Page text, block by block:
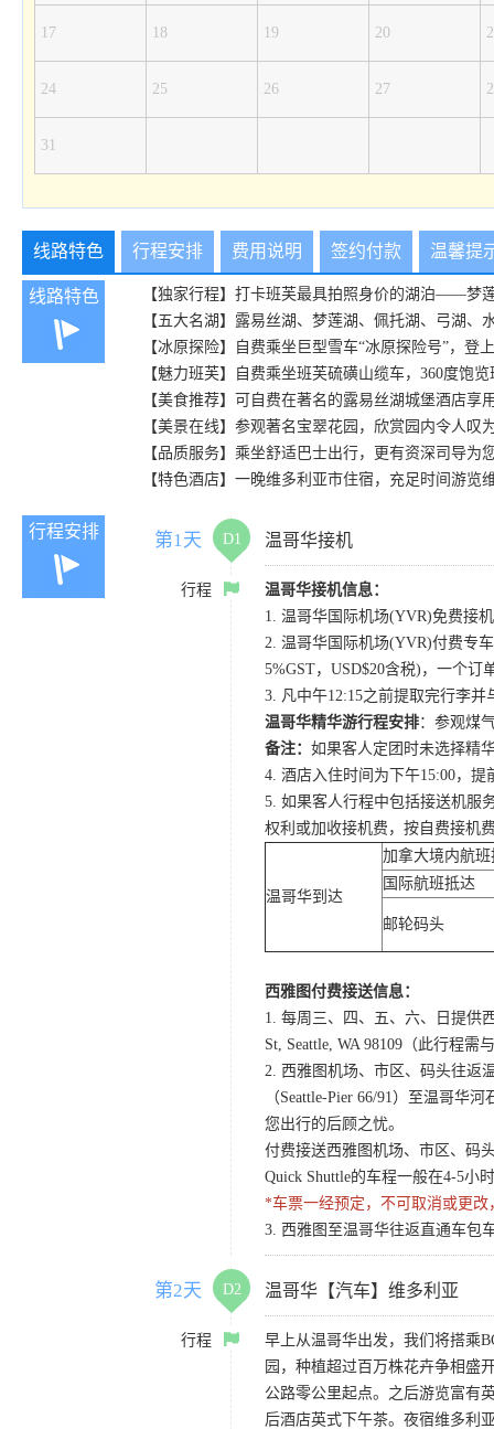
17 18 19 20
24 25 26 27
31
线路特色 行程安排 费用说明 签约付款 温馨提
线路特色
【独家行程】打卡班芙最具拍照身价的湖泊——梦
【五大名湖】露易丝湖、梦莲湖、佩托湖、弓湖
【冰原探险】自费乘坐巨型雪车“冰原探险号”，登
【魅力班芙】自费乘坐班芙硫磺山缆车，360度饱
【美食推荐】可自费在著名的露易丝湖城堡酒店享
【美景在线】参观著名宝翠花园，欣赏园内令人叹
【品质服务】乘坐舒适巴士出行，更有资深司导为
【特色酒店】一晚维多利亚市住宿，充足时间游
行程安排 第1天 D1 温哥华接机
行程
温哥华接机信息：
1. 温哥华国际机场(YVR)免费接
2. 温哥华国际机场(YVR)付费专
5%GST，USD$20含税)，一个订
3. 凡中午12:15之前提取完行李
温哥华精华游行程安排：参观煤
备注： 如果客人定团时未选择精
4. 酒店入住时间为下午15:00，
5. 如果客人行程中包括接送机服
权利或加收接机费，按自费接机
温哥华到达
加拿大境内航班
国际航班抵达
邮轮码头
西雅图付费接送信息：
1. 每周三、四、五、六、日提供
St, Seattle, WA 98109（此行程
2. 西雅图机场、市区、码头往返
（Seattle-Pier 66/91）至温哥华
您出行的后顾之忧。
付费接送西雅图机场、市区、码
Quick Shuttle的车程一般在4-5小
*车票一经预定，不可取消或更
3. 西雅图至温哥华往返直通车包
第2天 D2 温哥华【汽车】维多利亚
行程
早上从温哥华出发，我们将搭乘
园，种植超过百万株花卉争相盛
公路零公里起点。之后游览富有
后酒店英式下午茶。夜宿维多利